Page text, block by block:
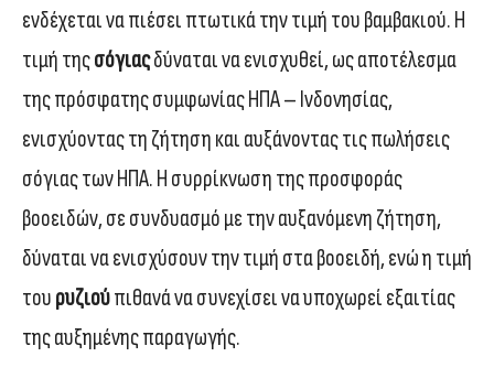
ενδέχεται να πιέσει πτωτικά την τιμή του βαμβακιού. Η
τιμή τηςσόγιαςδύναται να ενισχυθεί, ως αποτέλεσμα
της πρόσφατης συμφωνίας ΗΠΑ – Iνδονησίας,
ενισχύοντας τη ζήτηση και αυξάνοντας τις πωλήσεις
σόγιας των ΗΠΑ. Η συρρίκνωση της προσφοράς
βοοειδών, σε συνδυασμό με την αυξανόμενη ζήτηση,
δύναται να ενισχύσουν την τιμή στα βοοειδή, ενώ η τιμή
του ρυζιούπιθανά να συνεχίσει να υποχωρεί εξαιτίας
της αυξημένης παραγωγής.